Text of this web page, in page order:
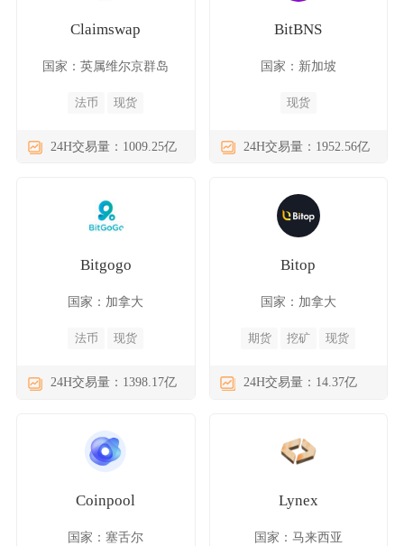
Claimswap
国家：英属维尔京群岛
法币 现货
24H交易量：1009.25亿
BitBNS
国家：新加坡
现货
24H交易量：1952.56亿
Bitgogo
国家：加拿大
法币 现货
24H交易量：1398.17亿
Bitop
国家：加拿大
期货 挖矿 现货
24H交易量：14.37亿
Coinpool
国家：塞舌尔
Lynex
国家：马来西亚